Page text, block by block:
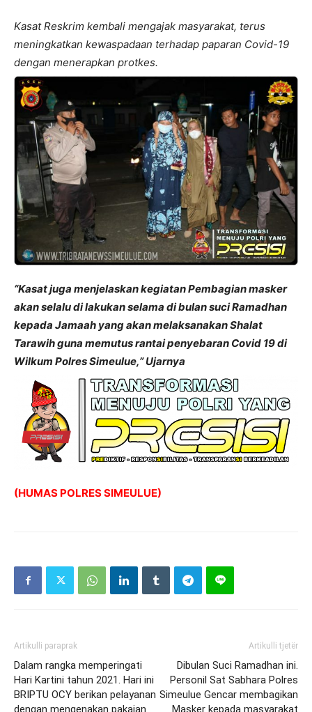
Kasat Reskrim kembali mengajak masyarakat, terus
meningkatkan kewaspadaan terhadap paparan Covid-19
dengan menerapkan protkes.
“Kasat juga menjelaskan kegiatan Pembagian masker
akan selalu di lakukan selama di bulan suci Ramadhan
kepada Jamaah yang akan melaksanakan Shalat
Tarawih guna memutus rantai penyebaran Covid 19 di
Wilkum Polres Simeulue,” Ujarnya
(HUMAS POLRES SIMEULUE)
Artikulli paraprak
Dalam rangka memperingati
Hari Kartini tahun 2021. Hari ini
BRIPTU OCY berikan pelayanan
dengan mengenakan pakaian
Artikulli tjetër
Dibulan Suci Ramadhan ini.
Personil Sat Sabhara Polres
Simeulue Gencar membagikan
Masker kepada masyarakat